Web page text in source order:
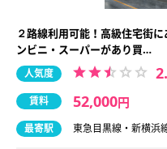
２路線利用可能！高級住宅街
ンビニ・スーパーがあり買…
人気度
賃料 52,000円
最寄駅 東急目黒線・新横